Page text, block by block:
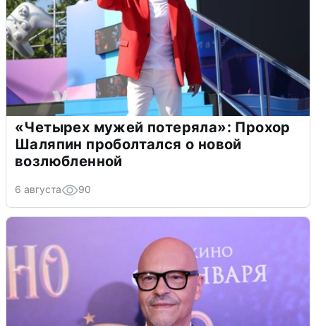
«Четырех мужей потеряла»: Прохор
Шаляпин проболтался о новой
возлюбленной
6 августа 90